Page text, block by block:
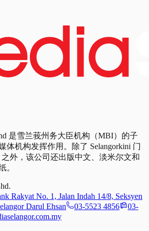
是雪兰莪州务大臣机构（MBI）的子
体机构发挥作用。除了 Selangorkini 门
之外，该公司还出版中文、淡米尔文和
。
Rakyat No. 1, Jalan Indah 14/8, Seksyen
Darul Ehsan
03-5523 4856
03-